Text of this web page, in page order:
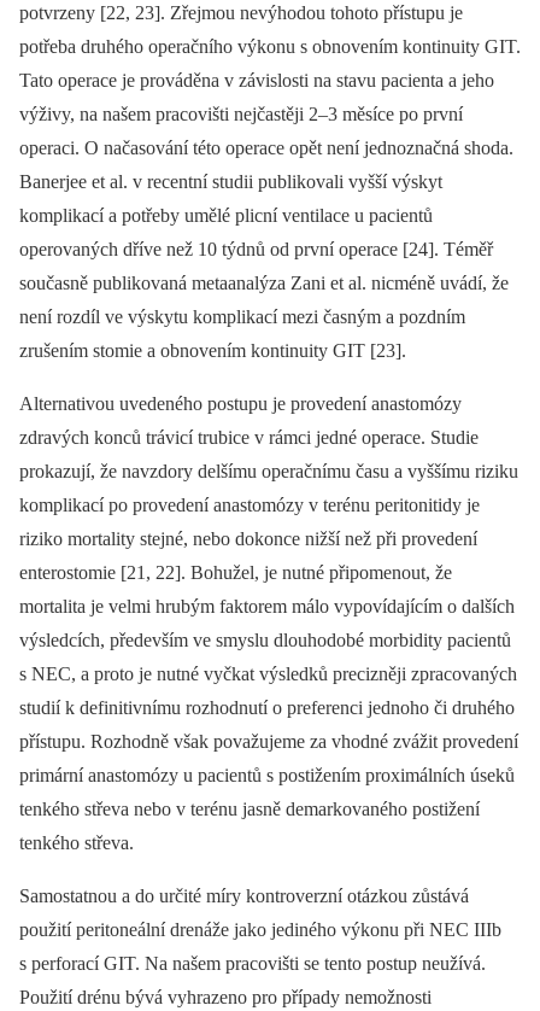
potvrzeny [22, 23]. Zřejmou nevýhodou tohoto přístupu je
potřeba druhého operačního výkonu s obnovením kontinuity GIT.
Tato operace je prováděna v závislosti na stavu pacienta a jeho
výživy, na našem pracovišti nejčastěji 2–3 měsíce po první
operaci. O načasování této operace opět není jednoznačná shoda.
Banerjee et al. v recentní studii publikovali vyšší výskyt
komplikací a potřeby umělé plicní ventilace u pacientů
operovaných dříve než 10 týdnů od první operace [24]. Téměř
současně publikovaná metaanalýza Zani et al. nicméně uvádí, že
není rozdíl ve výskytu komplikací mezi časným a pozdním
zrušením stomie a obnovením kontinuity GIT [23].
Alternativou uvedeného postupu je provedení anastomózy
zdravých konců trávicí trubice v rámci jedné operace. Studie
prokazují, že navzdory delšímu operačnímu času a vyššímu riziku
komplikací po provedení anastomózy v terénu peritonitidy je
riziko mortality stejné, nebo dokonce nižší než při provedení
enterostomie [21, 22]. Bohužel, je nutné připomenout, že
mortalita je velmi hrubým faktorem málo vypovídajícím o dalších
výsledcích, především ve smyslu dlouhodobé morbidity pacientů
s NEC, a proto je nutné vyčkat výsledků precizněji zpracovaných
studií k definitivnímu rozhodnutí o preferenci jednoho či druhého
přístupu. Rozhodně však považujeme za vhodné zvážit provedení
primární anastomózy u pacientů s postižením proximálních úseků
tenkého střeva nebo v terénu jasně demarkovaného postižení
tenkého střeva.
Samostatnou a do určité míry kontroverzní otázkou zůstává
použití peritoneální drenáže jako jediného výkonu při NEC IIIb
s perforací GIT. Na našem pracovišti se tento postup neužívá.
Použití drénu bývá vyhrazeno pro případy nemožnosti